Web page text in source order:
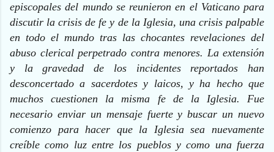
episcopales del mundo se reunieron en el Vaticano para
discutir la crisis de fe y de la Iglesia, una crisis palpable
en todo el mundo tras las chocantes revelaciones del
abuso clerical perpetrado contra menores. La extensión
y la gravedad de los incidentes reportados han
desconcertado a sacerdotes y laicos, y ha hecho que
muchos cuestionen la misma fe de la Iglesia. Fue
necesario enviar un mensaje fuerte y buscar un nuevo
comienzo para hacer que la Iglesia sea nuevamente
creíble como luz entre los pueblos y como una fuerza